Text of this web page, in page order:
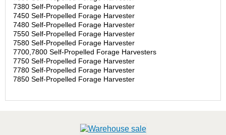
7380 Self-Propelled Forage Harvester
7450 Self-Propelled Forage Harvester
7480 Self-Propelled Forage Harvester
7550 Self-Propelled Forage Harvester
7580 Self-Propelled Forage Harvester
7700,7800 Self-Propelled Forage Harvesters
7750 Self-Propelled Forage Harvester
7780 Self-Propelled Forage Harvester
7850 Self-Propelled Forage Harvester